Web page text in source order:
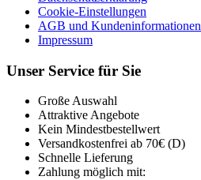
Cookie-Einstellungen
AGB und Kundeninformationen
Impressum
Unser Service für Sie
Große Auswahl
Attraktive Angebote
Kein Mindestbestellwert
Versandkostenfrei ab 70€ (D)
Schnelle Lieferung
Zahlung möglich mit: